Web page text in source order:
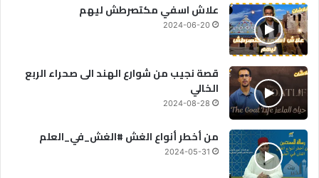
علاش اسفي مكتصرطش ليهم
2024-06-20
قصة نجيب من شوارع الهند الى صحراء الربع
الخالي
2024-08-28
من أخطر أنواع الغش #الغش_في_العلم
2024-05-31